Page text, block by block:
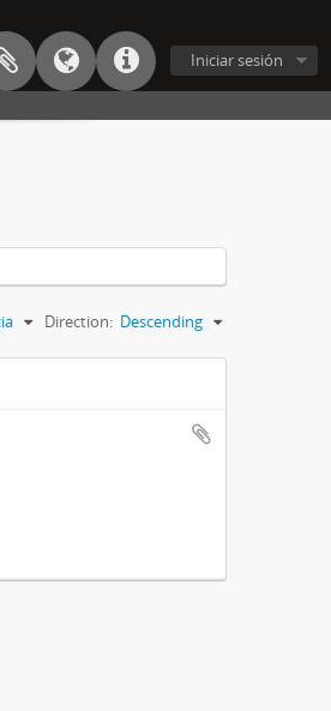
Iniciar sesión
Direction: Descending